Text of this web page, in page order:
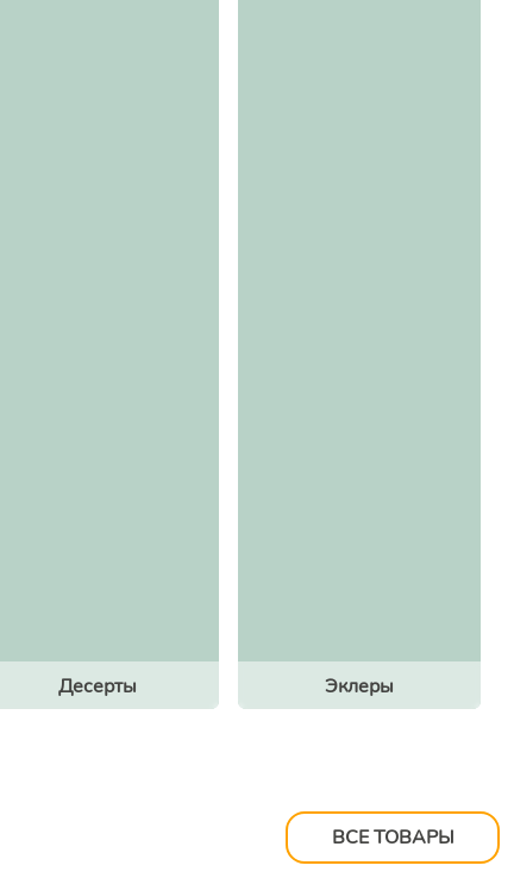
Десерты Эклеры
ВСЕ ТОВАРЫ